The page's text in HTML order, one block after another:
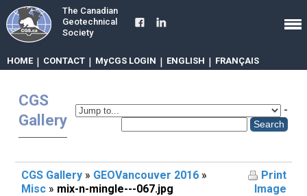
The Canadian
Geotechnical
Society
HOME | CONTACT | MyCGS LOGIN | ENGLISH | FRANÇAIS
CGS
Gallery
-
CGS Gallery » GEOVancouver 2016 »
Misc » mix-n-mingle---067.jpg
Print
Image